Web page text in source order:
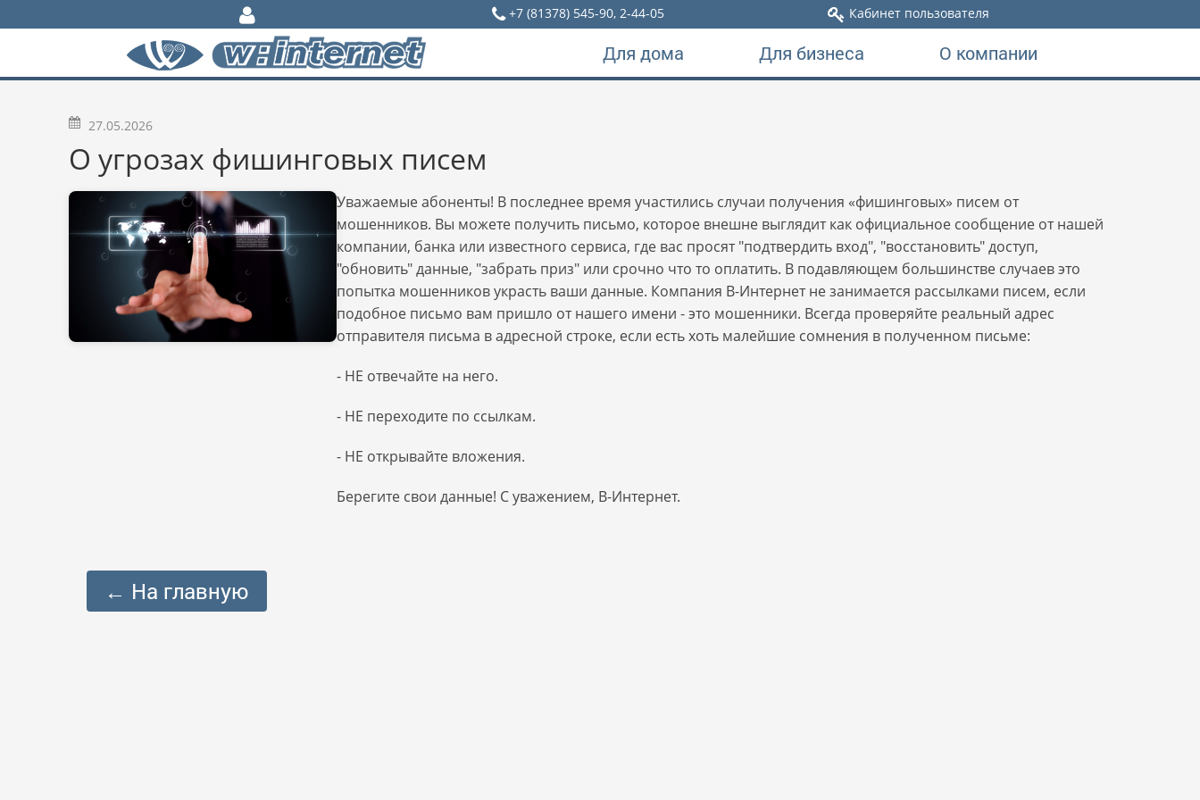
+7 (81378) 545-90, 2-44-05 Кабинет пользователя
Для дома Для бизнеса О компании
27.05.2026
О угрозах фишинговых писем
Уважаемые абоненты! В последнее время участились случаи получения «фишинговых» писем от
мошенников. Вы можете получить письмо, которое внешне выглядит как официальное сообщение от нашей
компании, банка или известного сервиса, где вас просят "подтвердить вход", "восстановить" доступ,
"обновить" данные, "забрать приз" или срочно что то оплатить. В подавляющем большинстве случаев это
попытка мошенников украсть ваши данные. Компания В-Интернет не занимается рассылками писем, если
подобное письмо вам пришло от нашего имени - это мошенники. Всегда проверяйте реальный адрес
отправителя письма в адресной строке, если есть хоть малейшие сомнения в полученном письме:
- НЕ отвечайте на него.
- НЕ переходите по ссылкам.
- НЕ открывайте вложения.
Берегите свои данные! С уважением, В-Интернет.
← На главную